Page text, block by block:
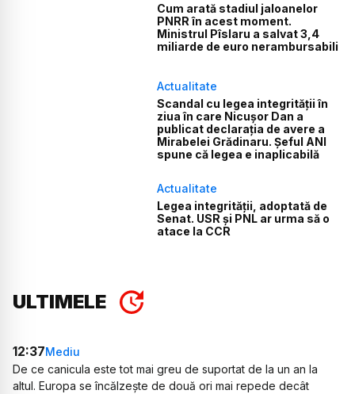
Cum arată stadiul jaloanelor
PNRR în acest moment.
Ministrul Pîslaru a salvat 3,4
miliarde de euro nerambursabili
Actualitate
Scandal cu legea integrității în
ziua în care Nicușor Dan a
publicat declarația de avere a
Mirabelei Grădinaru. Șeful ANI
spune că legea e inaplicabilă
Actualitate
Legea integrității, adoptată de
Senat. USR și PNL ar urma să o
atace la CCR
ULTIMELE
12:37Mediu
De ce canicula este tot mai greu de suportat de la un an la
altul. Europa se încălzește de două ori mai repede decât